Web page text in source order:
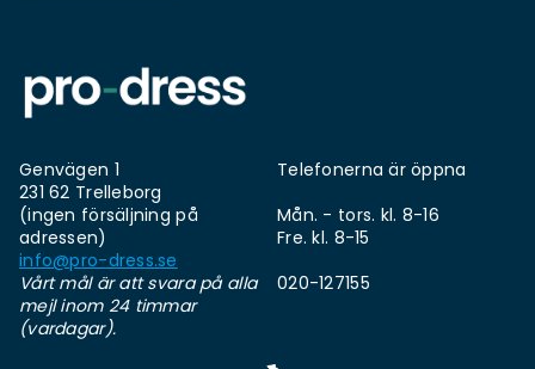
Genvägen 1
231 62 Trelleborg
(ingen försäljning på
adressen)
info@pro-dress.se
Vårt mål är att svara på alla
mejl inom 24 timmar
(vardagar).
Telefonerna är öppna
Mån. - tors. kl. 8-16
Fre. kl. 8-15
020-127155